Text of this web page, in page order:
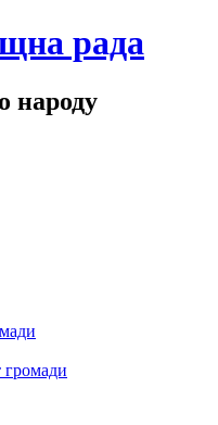
рада
народу
громади